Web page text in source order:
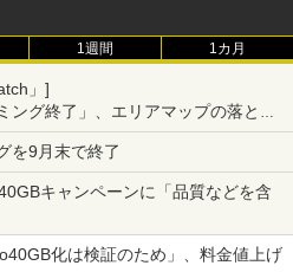
1週間 1カ月
」]
ング終了」、エリアマップの落とし
を9月末で終了
キャンペーンに「品質などを含
化は検証のため」、料金値上げ